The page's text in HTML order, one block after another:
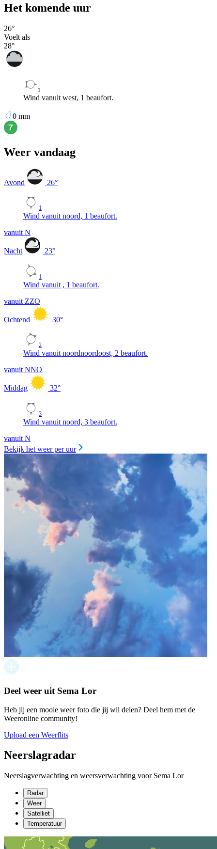
Het komende uur
26°
Voelt als
28°
1
Wind vanuit west, 1 beaufort.
0 mm
Weer vandaag
Avond 26°
1
Wind vanuit noord, 1 beaufort.
vanuit N
Nacht 23°
1
Wind vanuit , 1 beaufort.
vanuit ZZO
Ochtend 30°
2
Wind vanuit noordnoordoost, 2 beaufort.
vanuit NNO
Middag 32°
3
Wind vanuit noord, 3 beaufort.
vanuit N
Bekijk het weer per uur
Deel weer uit Sema Lor
Heb jij een mooie weer foto die jij wil delen? Deel hem met de
Weeronline community!
Upload een Weerflits
Neerslagradar
Neerslagverwachting en weersverwachting voor Sema Lor
Radar
Weer
Satelliet
Temperatuur